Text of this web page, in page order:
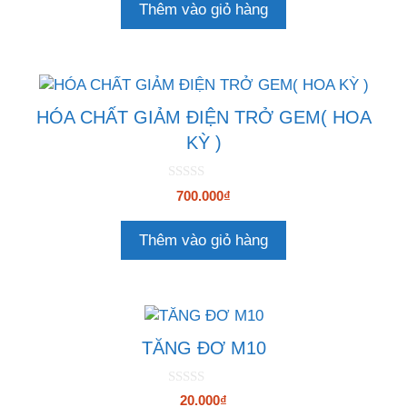
à
219.000₫.là:
Thêm vào giỏ hàng
HÓA CHẤT GIẢM ĐIỆN TRỞ GEM( HOA
KỲ )
à
700.000₫
Thêm vào giỏ hàng
TĂNG ĐƠ M10
20.000₫